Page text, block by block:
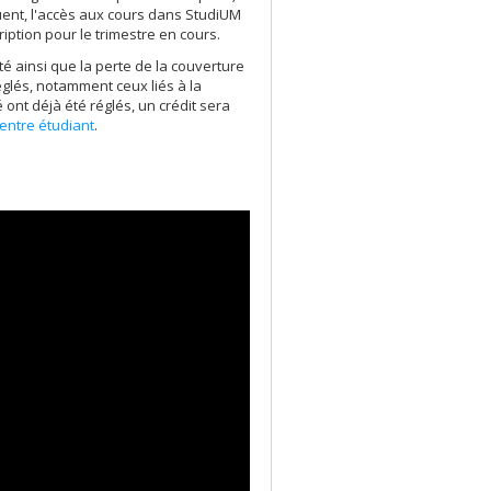
l'accès aux cours dans StudiUM
pour le trimestre en cours.
ainsi que la perte de la couverture
notamment ceux liés à la
déjà été réglés, un crédit sera
étudiant.